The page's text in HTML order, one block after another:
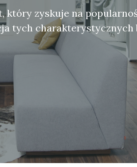
który zyskuje na
tych charakterystycznych